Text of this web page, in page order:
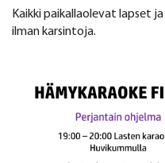
Kaikki paikallaolevat lapset
ilman karsintoja.